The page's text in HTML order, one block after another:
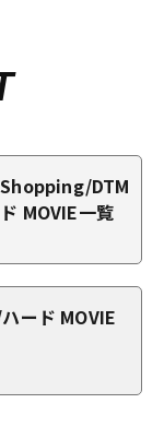
DTM
MOVIE一覧
ード MOVIE